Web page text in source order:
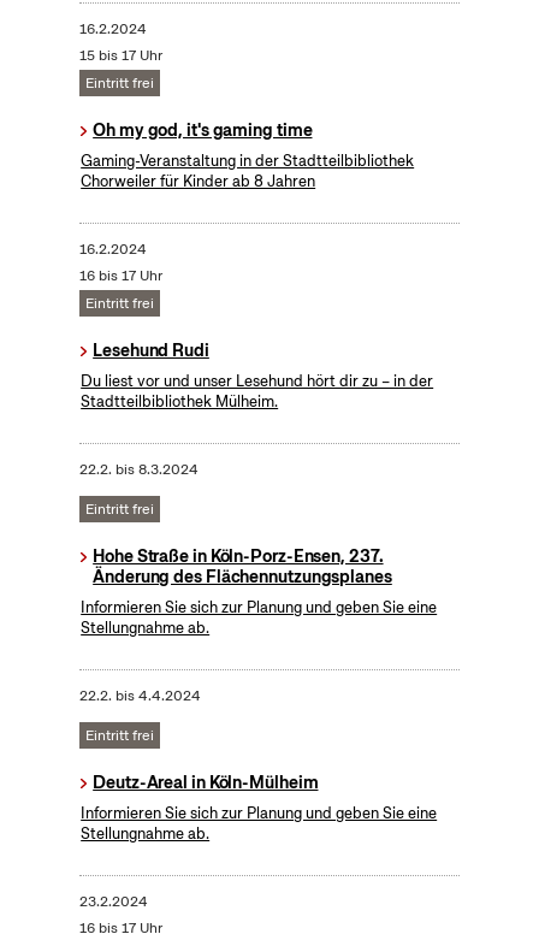
16.2.2024
15 bis 17 Uhr
Eintritt frei
Oh my god, it's gaming time
Gaming-Veranstaltung in der Stadtteilbibliothek
Chorweiler für Kinder ab 8 Jahren
16.2.2024
16 bis 17 Uhr
Eintritt frei
Lesehund Rudi
Du liest vor und unser Lesehund hört dir zu – in der
Stadtteilbibliothek Mülheim.
22.2. bis8.3.2024
Eintritt frei
Hohe Straße in Köln-Porz-Ensen, 237.
Änderung des Flächennutzungsplanes
Informieren Sie sich zur Planung und geben Sie eine
Stellungnahme ab.
22.2. bis4.4.2024
Eintritt frei
Deutz-Areal in Köln-Mülheim
Informieren Sie sich zur Planung und geben Sie eine
Stellungnahme ab.
23.2.2024
16 bis 17 Uhr